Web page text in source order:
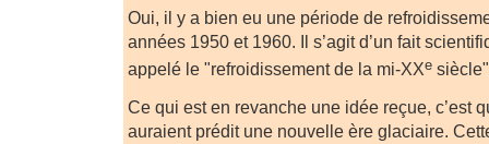
Oui, il y a bien eu une période de
années 1950 et 1960. Il s’agit d’un fait
appelé le "refroidissement de la mi-XXe
Ce qui est en revanche une idée reçue, c’est
auraient prédit une nouvelle ère glaciaire.